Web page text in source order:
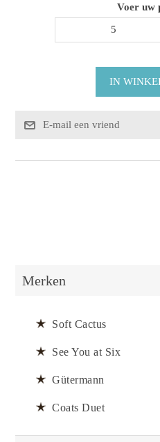
Voer uw
Merken
Soft Cactus
See You at Six
Gütermann
Coats Duet